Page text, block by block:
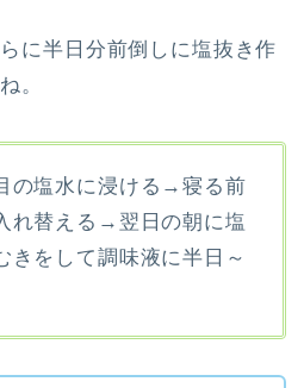
に半日分前倒しに塩抜き作
。
の塩水に浸ける→寝る前
れ替える→翌日の朝に塩
をして調味液に半日～